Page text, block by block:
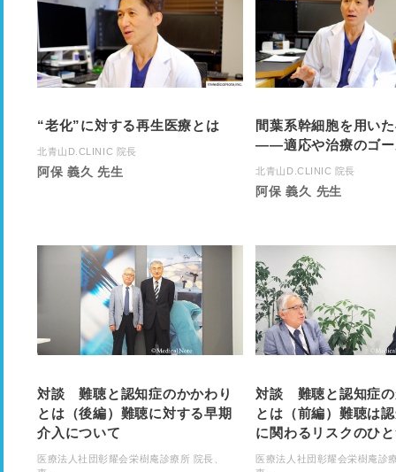
“老化”に対する再生医療とは
北青山D.CLINIC 院長
阿保 義久 先生
間葉系幹細胞を用い
――適応や治療のゴー
北青山D.CLINIC 院長
阿保 義久 先生
対談 難聴と認知症のかかわり
とは（後編）難聴に対する早期
介入について
医療法人社団彰耀会栄樹庵診療所 院長、
対談 難聴と認知症の
とは（前編）難聴は
に関わるリスクのひ
医療法人社団彰耀会栄樹庵診